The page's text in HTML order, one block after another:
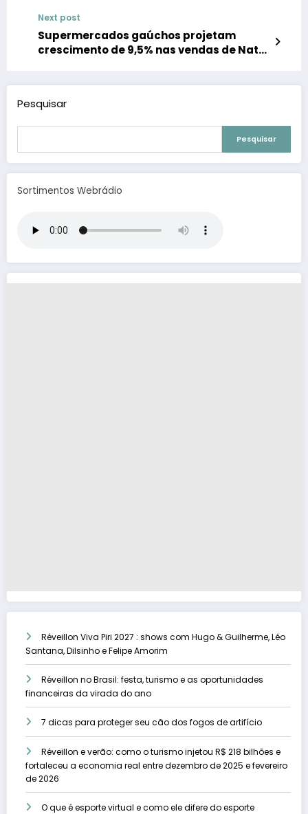
Next post
Supermercados gaúchos projetam
crescimento de 9,5% nas vendas de Natal
Pesquisar
Pesquisar
Sortimentos Webrádio
Réveillon Viva Piri 2027 : shows com Hugo & Guilherme, Léo
Santana, Dilsinho e Felipe Amorim
Réveillon no Brasil: festa, turismo e as oportunidades
financeiras da virada do ano
7 dicas para proteger seu cão dos fogos de artifício
Réveillon e verão: como o turismo injetou R$ 218 bilhões e
fortaleceu a economia real entre dezembro de 2025 e fevereiro
de 2026
O que é esporte virtual e como ele difere do esporte